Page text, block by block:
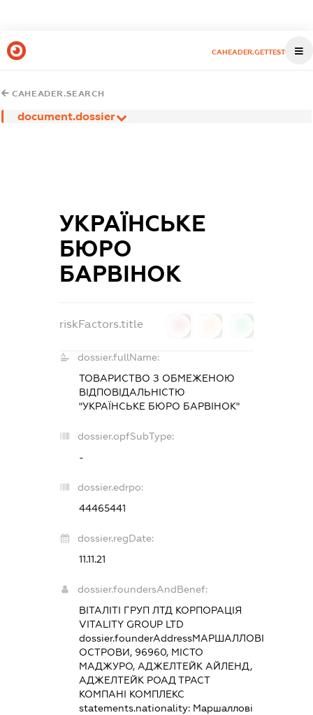
CAHEADER.GETTEST
CAHEADER.SEARCH
document.dossier
УКРАЇНСЬКЕ
БЮРО
БАРВІНОК
riskFactors.title
dossier.fullName:
ТОВАРИСТВО З ОБМЕЖЕНОЮ
ВІДПОВІДАЛЬНІСТЮ
"УКРАЇНСЬКЕ БЮРО БАРВІНОК"
dossier.opfSubType:
-
dossier.edrpo:
44465441
dossier.regDate:
11.11.21
dossier.foundersAndBenef:
ВІТАЛІТІ ГРУП ЛТД КОРПОРАЦІЯ
VITALITY GROUP LTD
dossier.founderAddressМАРШАЛЛОВІ
ОСТРОВИ, 96960, МІСТО
МАДЖУРО, АДЖЕЛТЕЙК АЙЛЕНД,
АДЖЕЛТЕЙК РОАД ТРАСТ
КОМПАНІ КОМПЛЕКС
statements.nationality: Маршаллові